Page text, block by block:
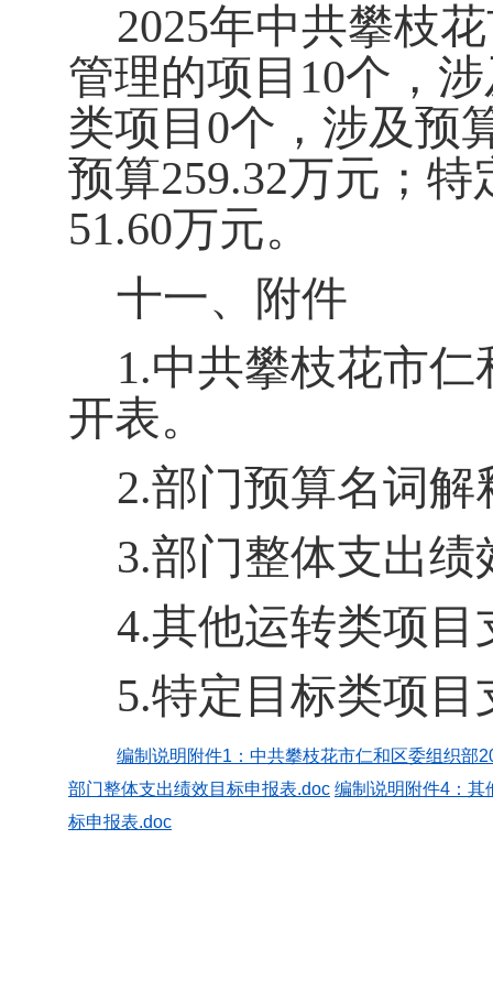
2025年中共攀枝
管理的项目 10个，
类项目0个，涉及预
预算259.32万元；特
51.60万元。
十一、附件
1.中共攀枝花市仁
开表。
2.部门预算名词解
3.部门整体支出绩
4.其他运转类项
5.特定目标类项目
编制说明附件1：中共攀枝花市仁和区委组织部
部门整体支出绩效目标申报表.doc 编制说明附件4：其
标申报表.doc